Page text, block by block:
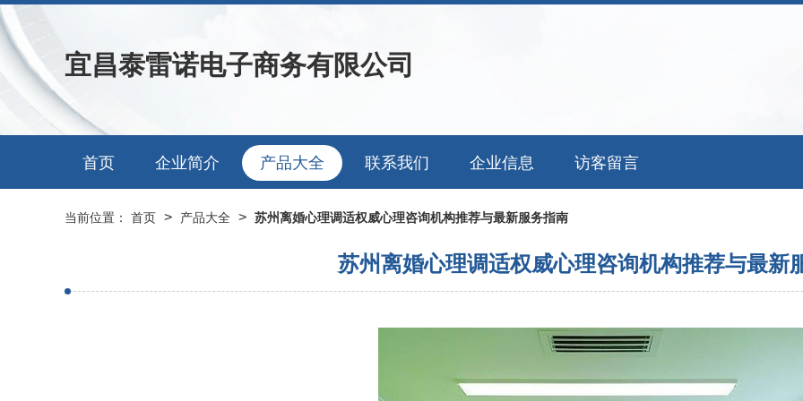
宜昌泰雷诺电子商务有限公司
首页 企业简介 产品大全 联系我们 企业信息 访客留言
当前位置： 首页 > 产品大全 > 苏州离婚心理调适权威心理咨询机构推荐与最新服务指南
苏州离婚心理调适权威心理咨询机构推荐与最新